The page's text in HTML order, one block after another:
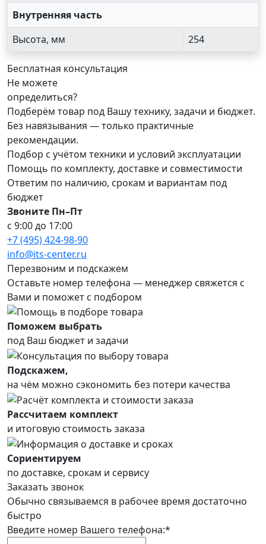
Внутренняя часть
Высота, мм
254
Бесплатная консультация
Не можете
определиться?
Подберём товар под Вашу технику, задачи и бюджет.
Без навязывания — только практичные
рекомендации.
Подбор с учётом техники и условий эксплуатации
Помощь по комплекту, доставке и совместимости
Ответим по наличию, срокам и вариантам под
бюджет
Звоните Пн–Пт
с 9:00 до 17:00
+7 (495) 424-98-90
info@its-center.ru
Перезвоним и подскажем
Оставьте номер телефона — менеджер свяжется с
Вами и поможет с подбором
Поможем выбрать
под Ваш бюджет и задачи
Подскажем,
на чём можно сэкономить без потери качества
Рассчитаем комплект
и итоговую стоимость заказа
Сориентируем
по доставке, срокам и сервису
Заказать звонок
Обычно связываемся в рабочее время достаточно
быстро
Введите номер Вашего телефона:*